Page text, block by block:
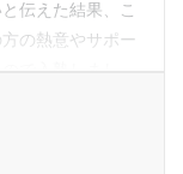
伝えた結果、こ
の熱意やサポー